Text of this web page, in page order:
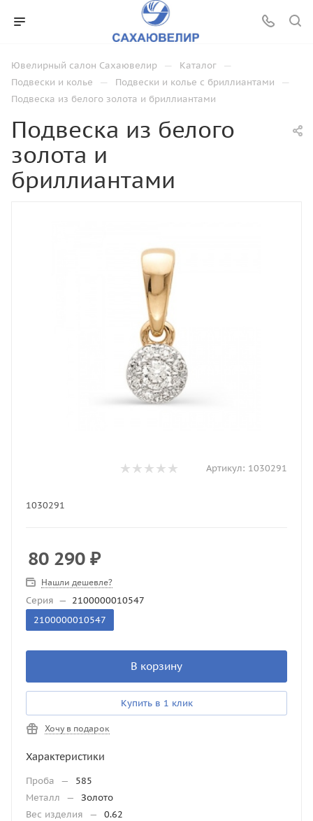
Ювелирный салон Сахаювелир — Каталог —
Подвески и колье — Подвески и колье с бриллиантами —
Подвеска из белого золота и бриллиантами
Подвеска из белого
золота и
бриллиантами
Артикул: 1030291
1030291
80 290 ₽
Нашли дешевле?
Серия — 2100000010547
2100000010547
В корзину
Купить в 1 клик
Хочу в подарок
Характеристики
Проба —
585
Металл
—
Золото
Вес изделия
—
0.62